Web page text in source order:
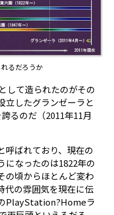
るだろうか
して造られたのがその
立したグランゼーラと
るのだ（2011年11月
呼ばれており、現在の
になったのは1822年の
の頃からほとんど変わ
代の雰囲気を現在に伝
PlayStation?Homeラ